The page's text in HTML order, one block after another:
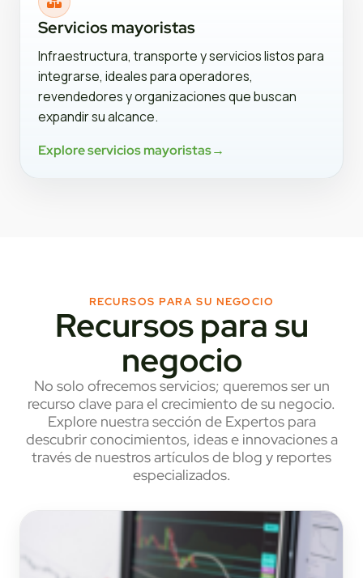
Servicios mayoristas
Infraestructura, transporte y servicios listos para
integrarse, ideales para operadores,
revendedores y organizaciones que buscan
expandir su alcance.
Explore servicios mayoristas→
RECURSOS PARA SU NEGOCIO
Recursos para su
negocio
No solo ofrecemos servicios; queremos ser un
recurso clave para el crecimiento de su negocio.
Explore nuestra sección de Expertos para
descubrir conocimientos, ideas e innovaciones a
través de nuestros artículos de blog y reportes
especializados.